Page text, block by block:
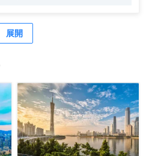
、等公共空間，旅客在享受舒
各種休閒與商務需求。客房分
居住體驗。 喜悅餐廳位於6
化。此外，每個房間都配備有
能輕鬆打理日常衣物。位於 6 層
圓機、動感單車等高端健身器
延續鍛鍊習慣。 鉑頓國際公寓
公寓品牌，以“傾注匠心，融入
生活方式和行為，旨在為商旅人
展開